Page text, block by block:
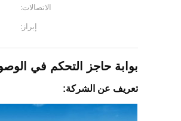
الاتصالات:
إبراز:
بوابة حاجز التحكم في الوصول
تعريف عن الشركة: